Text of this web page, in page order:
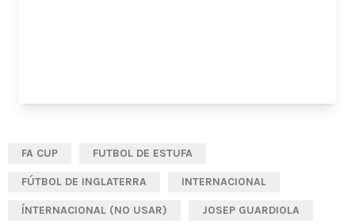
FA CUP FUTBOL DE ESTUFA
FÚTBOL DE INGLATERRA INTERNACIONAL
ÍNTERNACIONAL (NO USAR) JOSEP GUARDIOLA